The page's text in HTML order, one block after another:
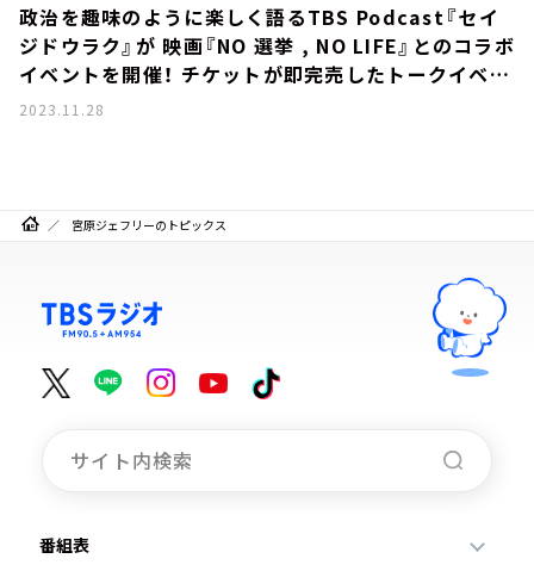
政治を趣味のように楽しく語るTBS Podcast『セイ
ジドウラク』が 映画『NO 選挙 , NO LIFE』とのコラボ
イベントを開催！ チケットが即完売したトークイベン
トの内容とは？
2023.11.28
宮原ジェフリーのトピックス
番組表